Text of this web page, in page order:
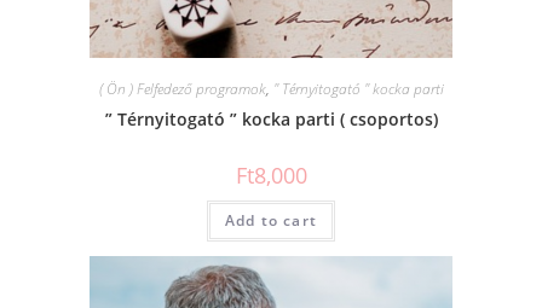
( Ön ) Felfedező programok, " Térnyitogató " kocka parti
” Térnyitogató ” kocka parti ( csoportos)
Ft8,000
Add to cart